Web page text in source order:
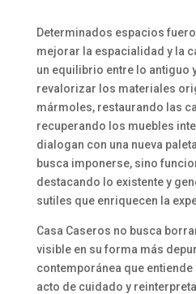
Determinados espacios
mejorar la espacialidad y la
un equilibrio entre lo antiguo
revalorizar los materiales
mármoles, restaurando las
recuperando los muebles
dialogan con una nueva
busca imponerse, sino
destacando lo existente y
sutiles que enriquecen la
Casa Caseros no busca
visible en su forma más
contemporánea que
acto de cuidado y